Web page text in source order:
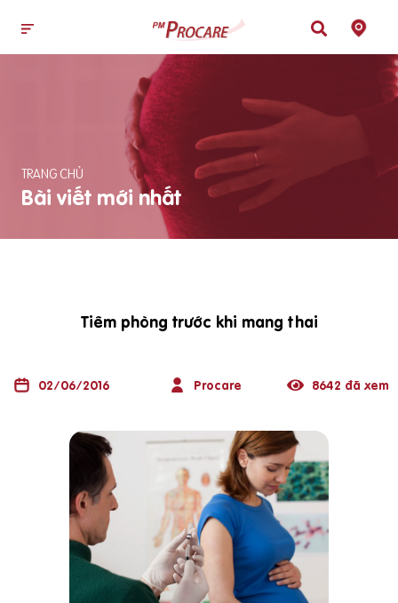
TRANG CHỦ
Bài viết mới nhất
Tiêm phòng trước khi mang thai
02/06/2016 Procare 8642 đã xem